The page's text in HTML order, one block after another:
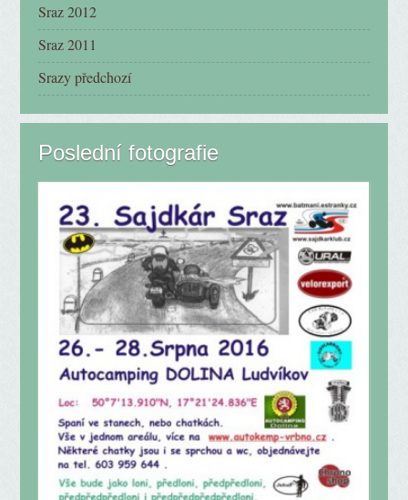
Sraz 2012
Sraz 2011
Srazy předchozí
Poslední fotografie